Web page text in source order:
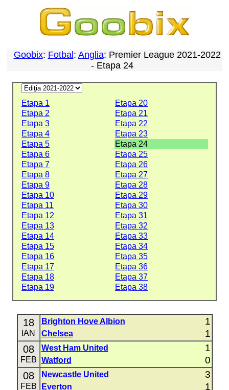
Goobix: Fotbal : Anglia: Premier League 2021-2022
- Etapa 24
Etapa 1
Etapa 20
Etapa 2
Etapa 21
Etapa 3
Etapa 22
Etapa 4
Etapa 23
Etapa 5
Etapa 24
Etapa 6
Etapa 25
Etapa 7
Etapa 26
Etapa 8
Etapa 27
Etapa 9
Etapa 28
Etapa 10
Etapa 29
Etapa 11
Etapa 30
Etapa 12
Etapa 31
Etapa 13
Etapa 32
Etapa 14
Etapa 33
Etapa 15
Etapa 34
Etapa 16
Etapa 35
Etapa 17
Etapa 36
Etapa 18
Etapa 37
Etapa 19
Etapa 38
18
IAN
Brighton Hove Albion 1
Chelsea 1
08
FEB
West Ham United 1
Watford 0
08
FEB
Newcastle United 3
Everton 1